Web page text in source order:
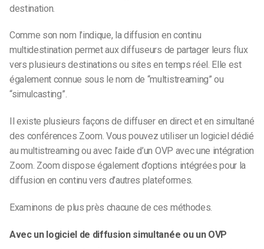
destination.
Comme son nom l’indique, la diffusion en continu
multidestination permet aux diffuseurs de partager leurs flux
vers plusieurs destinations ou sites en temps réel. Elle est
également connue sous le nom de “multistreaming” ou
“simulcasting”.
Il existe plusieurs façons de diffuser en direct et en simultané
des conférences Zoom. Vous pouvez utiliser un logiciel dédié
au multistreaming ou avec l’aide d’un OVP avec une intégration
Zoom. Zoom dispose également d’options intégrées pour la
diffusion en continu vers d’autres plateformes.
Examinons de plus près chacune de ces méthodes.
Avec un logiciel de diffusion simultanée ou un OVP